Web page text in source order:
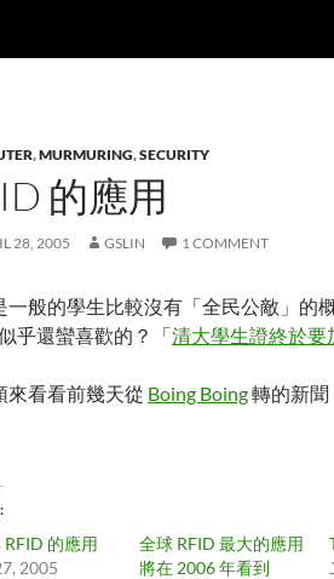
,MURMURING,SECURITY
的應用
28, 2005 GSLIN 1 COMMENT
一般的學生比較沒有「全民公敵」的
乎還蠻喜歡的？「清大學生證終於要
來看看前幾天從 Boing Boing轉的新聞
RFID 的應用
2005
全球 RFID 最大的應用
將在 2006 年看到